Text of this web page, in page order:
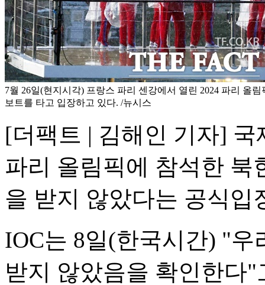
7월 26일(현지시각) 프랑스 파리 센강에서 열린 2024 파리 올
보트를 타고 입장하고 있다. /뉴시스
[더팩트 | 김해인 기자]
파리 올림픽에 참석한 북
을 받지 않았다는 공식입
IOC는 8일(한국시간) "
받지 않았음을 확인한다"